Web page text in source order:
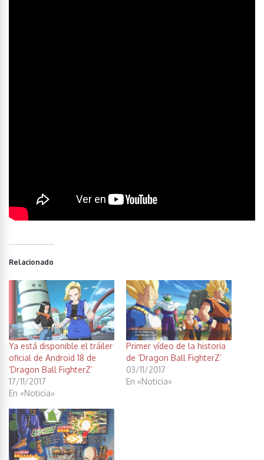
Relacionado
Ya está disponible el tráiler
oficial de Android 18 de
‘Dragon Ball FighterZ’
17/11/2017
En «Noticia»
Primer vídeo de la historia
de ‘Dragon Ball FighterZ’
03/11/2017
En «Noticia»